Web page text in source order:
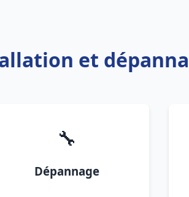
et
🔧
Dépannage